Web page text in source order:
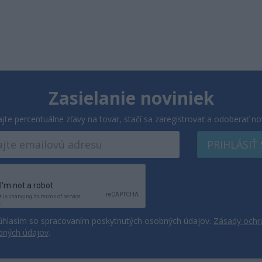
Zasielanie noviniek
percentuálne zľavy na tovar, stačí sa zaregistrovať a odoberať
PRIHLÁSIŤ
so spracovaním poskytnutých osobných údajov. Zásady
údajov.